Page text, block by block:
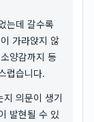
는데 갈수록
가라앉지 않
양감까지 동
럽습니다.
지 의문이 생기
발현될 수 있